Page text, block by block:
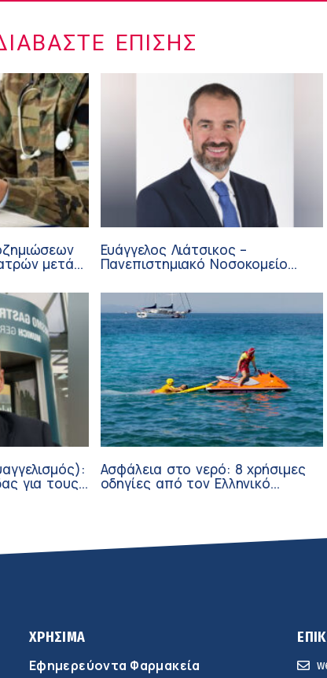
ΕΠΊΣΗΣ
μετά
Ευάγγελος Λιάτσικος –
Πανεπιστημιακό Νοσοκομείο
για τους
Ασφάλεια στο νερό: 8 χρήσιμες
οδηγίες από τον Ελληνικό
ΧΡΗΣΙΜΑ
Εφημερεύοντα Φαρμακεία